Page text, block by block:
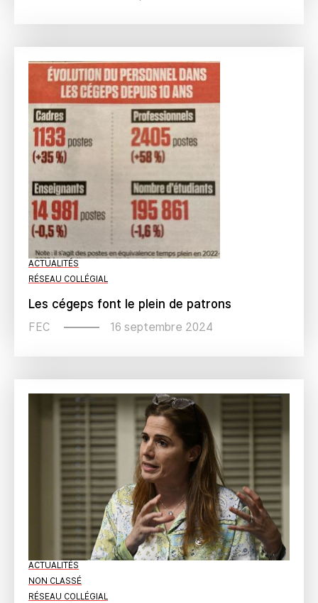
ACTUALITÉS
RÉSEAU COLLÉGIAL
Les cégeps font le plein de patrons
FEC 16 septembre 2024
ACTUALITÉS
NON CLASSÉ
RÉSEAU COLLÉGIAL